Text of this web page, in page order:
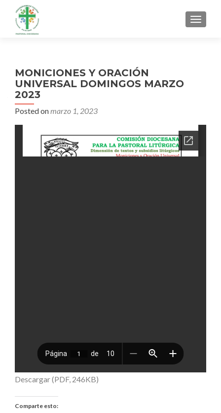
MENU
MONICIONES Y ORACIÓN
UNIVERSAL DOMINGOS MARZO
2023
Posted onmarzo 1, 2023
Descargar (PDF, 246KB)
Comparte esto: